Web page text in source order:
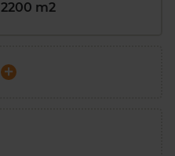
2200 m2
+